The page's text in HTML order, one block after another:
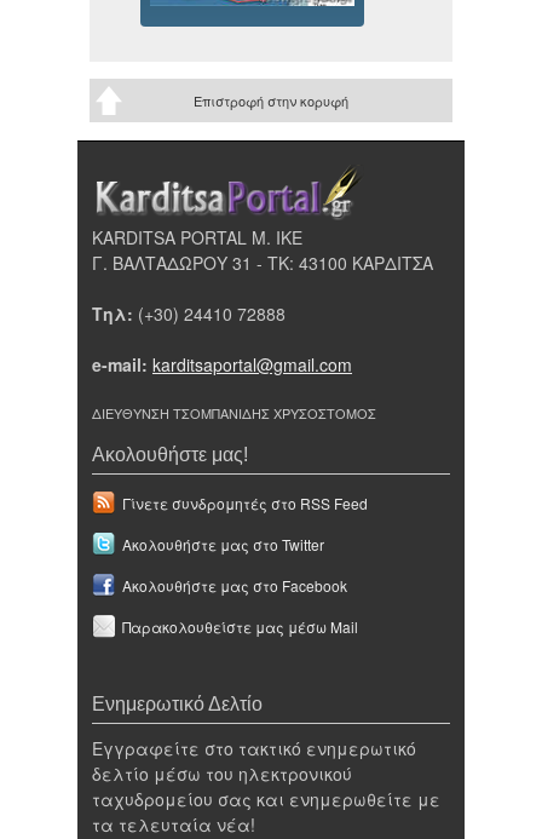
Επιστροφή στην κορυφή
KARDITSA PORTAL Μ. ΙΚΕ
Γ. ΒΑΛΤΑΔΩΡΟΥ 31 - ΤΚ: 43100 ΚΑΡΔΙΤΣΑ
Τηλ: (+30) 24410 72888
e-mail: karditsaportal@gmail.com
ΔΙΕΥΘΥΝΣΗ ΤΣΟΜΠΑΝΙΔΗΣ ΧΡΥΣΟΣΤΟΜΟΣ
Ακολουθήστε μας!
Γίνετε συνδρομητές στο RSS Feed
Ακολουθήστε μας στο Twitter
Ακολουθήστε μας στο Facebook
Παρακολουθείστε μας μέσω Mail
Ενημερωτικό Δελτίο
Εγγραφείτε στο τακτικό ενημερωτικό
δελτίο μέσω του ηλεκτρονικού
ταχυδρομείου σας και ενημερωθείτε με
τα τελευταία νέα!